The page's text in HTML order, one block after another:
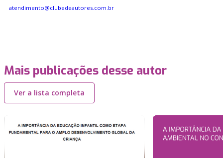
atendimento@clubedeautores.com.br
Mais publicações desse autor
Ver a lista completa